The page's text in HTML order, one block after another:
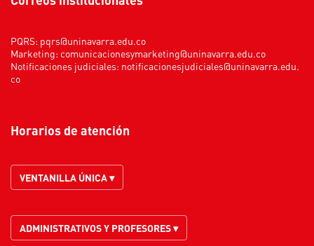
PQRS: pqrs@uninavarra.edu.co
Marketing: comunicacionesymarketing@uninavarra.edu.co
Notificaciones judiciales: notificacionesjudiciales@uninavarra.edu.
co
Horarios de atención
VENTANILLA ÚNICA ▾
ADMINISTRATIVOS Y PROFESORES ▾